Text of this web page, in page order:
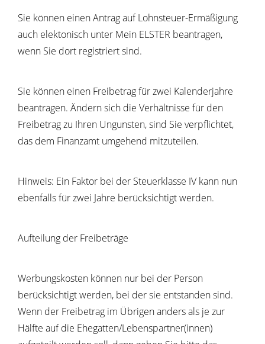
Sie können einen Antrag auf Lohnsteuer-Ermäßigung
auch elektonisch unter Mein ELSTER beantragen,
wenn Sie dort registriert sind.
Sie können einen Freibetrag für zwei Kalenderjahre
beantragen. Ändern sich die Verhältnisse für den
Freibetrag zu Ihren Ungunsten, sind Sie verpflichtet,
das dem Finanzamt umgehend mitzuteilen.
Hinweis: Ein Faktor bei der Steuerklasse IV kann nun
ebenfalls für zwei Jahre berücksichtigt werden.
Aufteilung der Freibeträge
Werbungskosten können nur bei der Person
berücksichtigt werden, bei der sie entstanden sind.
Wenn der Freibetrag im Übrigen anders als je zur
Hälfte auf die Ehegatten/Lebenspartner(innen)